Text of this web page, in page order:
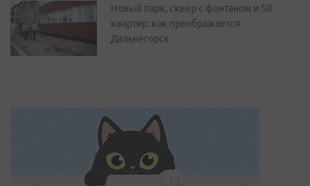
Новый парк, сквер с фонтаном и 50
квартир: как преображается
Дальнегорск